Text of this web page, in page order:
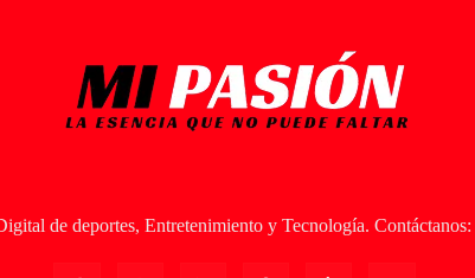
de deportes, Entretenimiento y Tecnología. Contáctanos: